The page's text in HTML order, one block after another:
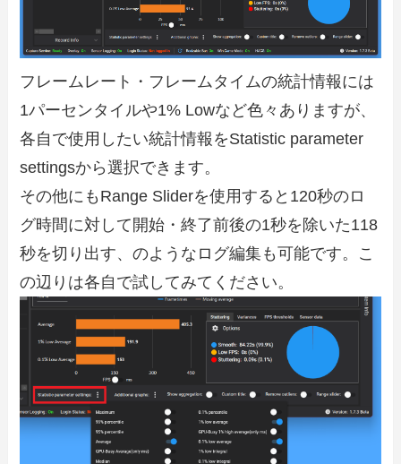
フレームレート・フレームタイムの統計情報には
1パーセンタイルや1% Lowなど色々ありますが、
各自で使用したい統計情報をStatistic parameter
settingsから選択できます。
その他にもRange Sliderを使用すると120秒のロ
グ時間に対して開始・終了前後の1秒を除いた118
秒を切り出す、のようなログ編集も可能です。こ
の辺りは各自で試してみてください。